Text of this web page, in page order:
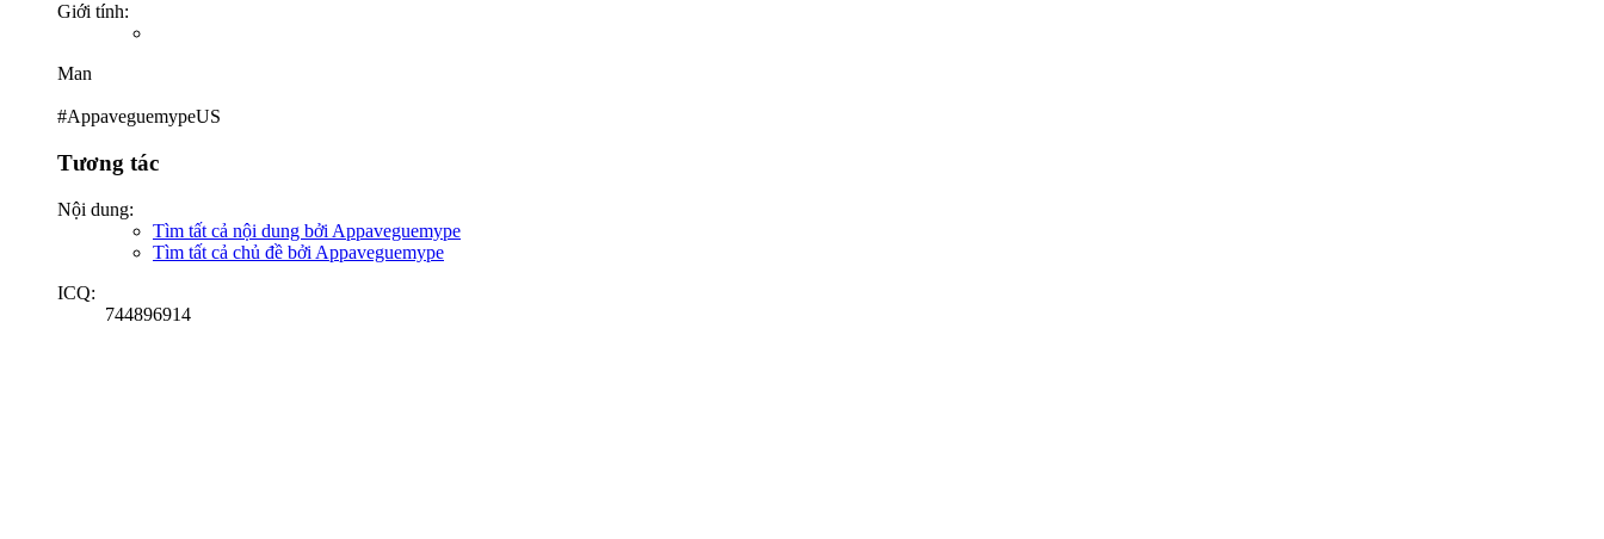
Giới tính:
Man
#AppaveguemypeUS
Tương tác
Nội dung:
Tìm tất cả nội dung bởi Appaveguemype
Tìm tất cả chủ đề bởi Appaveguemype
ICQ:
744896914